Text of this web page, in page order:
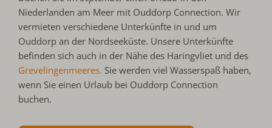
Niederlanden am Meer mit Ouddorp Connection. Wir
vermieten verschiedene Unterkünfte in und um
Ouddorp an der Nordseeküste. Unsere Unterkünfte
befinden sich auch in der Nähe des Haringvliet und des
Grevelingenmeeres. Sie werden viel Wasserspaß haben,
wenn Sie einen Urlaub bei Ouddorp Connection
buchen.